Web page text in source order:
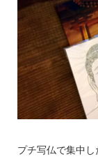
プチ写仏で集中